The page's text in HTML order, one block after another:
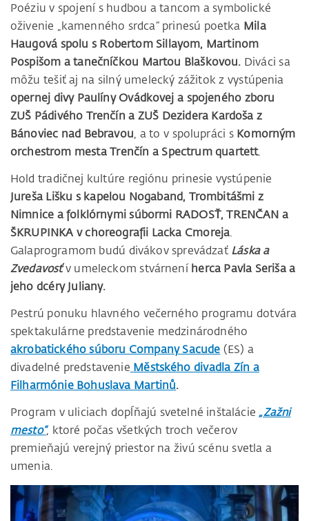
Poéziu v spojení s hudbou a tancom a symbolické
oživenie „kamenného srdca“ prinesú poetka Mila
Haugová spolu s Robertom Sillayom, Martinom
Pospišom a tanečníčkou Martou Blaškovou. Diváci sa
môžu tešiť aj na silný umelecký zážitok z vystúpenia
opernej divy Paulíny Ovádkovej a spojeného zboru
ZUŠ Pádivého Trenčín a ZUŠ Dezidera Kardoša z
Bánoviec nad Bebravou , a to v spolupráci s Komorným
orchestrom mesta Trenčín a Spectrum quartett.
Hold tradičnej kultúre regiónu prinesie vystúpenie
Jureša Lišku s kapelou Nogaband, Trombitášmi z
Nimnice a folklórnymi súbormi RADOSŤ, TRENČAN a
ŠKRUPINKA v choreografii Lacka Cmoreja
Galaprogramom budú divákov sprevádzaťLáska a
Zvedavosťv umeleckom stvárnení herca Pavla Seriša a
jeho dcéry Juliany.
Pestrú ponuku hlavného večerného programu dotvára
spektakulárne predstavenie medzinárodného
akrobatického súboru Company Sacude (ES) a
divadelné predstavenie Městského divadla Zín a
Filharmónie Bohuslava Martinů.
Program v uliciach dopĺňajú svetelné inštalácie „Zažni
mesto“, ktoré počas všetkých troch večerov
premieňajú verejný priestor na živú scénu svetla a
umenia.